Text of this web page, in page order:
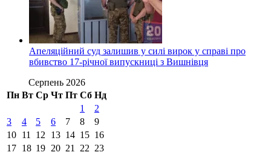
Апеляційний суд залишив у силі вирок у справі про
вбивство 17-річної випускниці з Вишнівця
Серпень 2026
Пн Вт Ср Чт Пт Сб Нд
1
2
3
4 5 6 7 8
9
10 11 12 13 14 15 16
17 18 19 20 21 22 23